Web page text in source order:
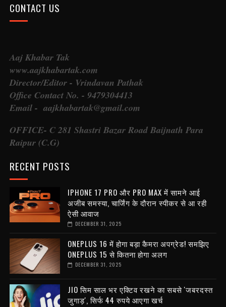
CONTACT US
Aaj Khabar Tak
www.aajkhabartak.com
Director/Editor - Vrindavan Pathak
Office Contact No. - 9479304413
Email - aajkhabartak@gmail.com
OFFICE- C 281 Shastri Bazar Road Baijnath Para
Raipur (C.G)
RECENT POSTS
IPHONE 17 PRO और PRO MAX में सामने आई
अजीब समस्या, चार्जिंग के दौरान स्पीकर से आ रही
ऐसी आवाज
DECEMBER 31, 2025
ONEPLUS 16 में होगा बड़ा कैमरा अपग्रेड! समझिए
ONEPLUS 15 से कितना होगा अलग
DECEMBER 31, 2025
JIO सिम साल भर एक्टिव रखने का सबसे 'जबरदस्त
जुगाड़', सिर्फ 44 रुपये आएगा खर्च